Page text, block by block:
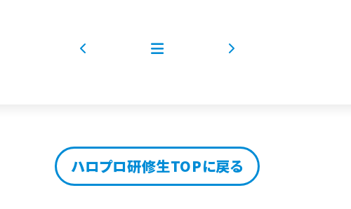
ハロプロ研修生TOPに戻る